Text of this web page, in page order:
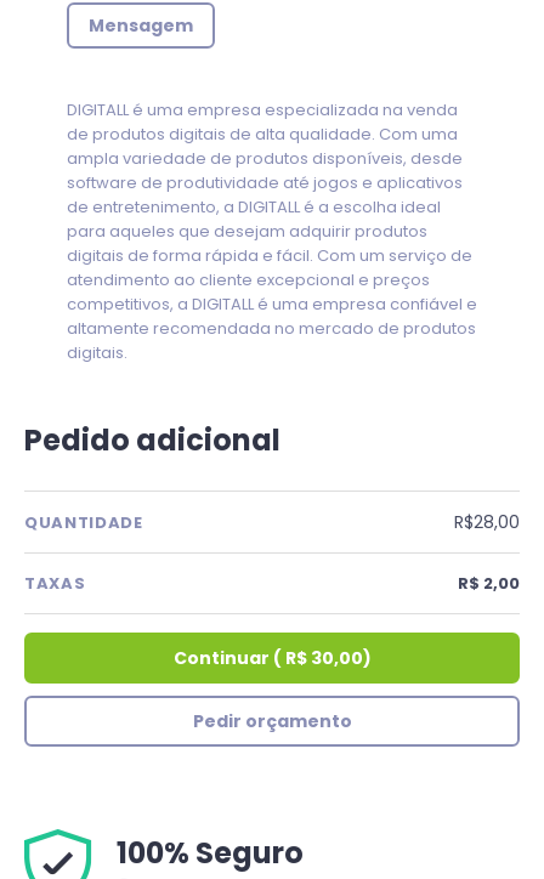
Mensagem
DIGITALL é uma empresa especializada na venda
de produtos digitais de alta qualidade. Com uma
ampla variedade de produtos disponíveis, desde
software de produtividade até jogos e aplicativos
de entretenimento, a DIGITALL é a escolha ideal
para aqueles que desejam adquirir produtos
digitais de forma rápida e fácil. Com um serviço de
atendimento ao cliente excepcional e preços
competitivos, a DIGITALL é uma empresa confiável e
altamente recomendada no mercado de produtos
digitais.
Pedido adicional
QUANTIDADE R$28,00
TAXAS R$ 2,00
Continuar ( R$ 30,00)
Pedir orçamento
100% Seguro